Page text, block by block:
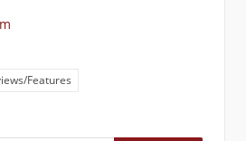
Features